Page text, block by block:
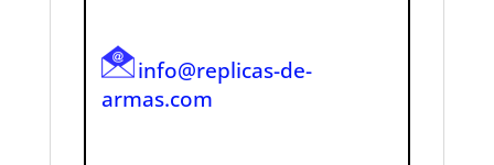
info@replicas-de-
armas.com